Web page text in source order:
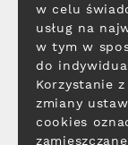
w celu
usług na
w tym w
do
Korzystanie
zmiany
cookies